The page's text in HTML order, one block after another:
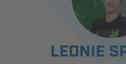
SPIELBETRIEB &
AUSBILDUNG & FÖRDERUNG
LEONIE